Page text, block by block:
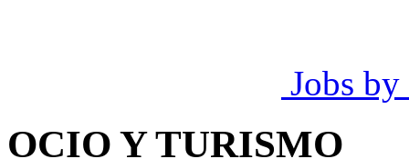
Jobs by
OCIO Y TURISMO